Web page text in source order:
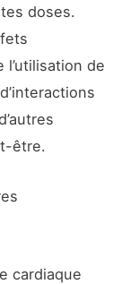
doses.
de
être.
cardiaque